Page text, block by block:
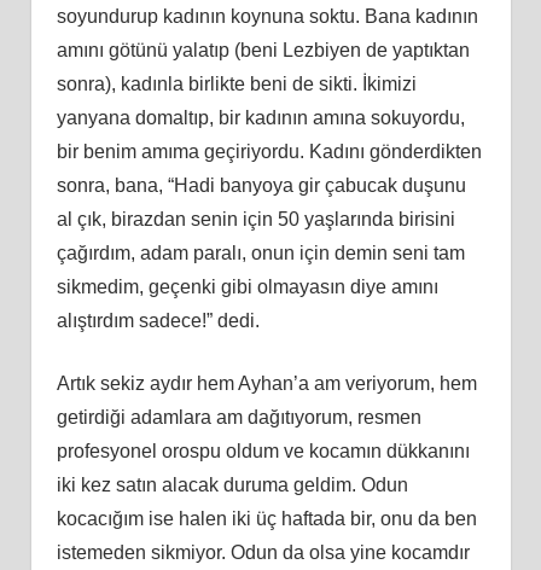
soyundurup kadının koynuna soktu. Bana kadının
amını götünü yalatıp (beni Lezbiyen de yaptıktan
sonra), kadınla birlikte beni de sikti. İkimizi
yanyana domaltıp, bir kadının amına sokuyordu,
bir benim amıma geçiriyordu. Kadını gönderdikten
sonra, bana, “Hadi banyoya gir çabucak duşunu
al çık, birazdan senin için 50 yaşlarında birisini
çağırdım, adam paralı, onun için demin seni tam
sikmedim, geçenki gibi olmayasın diye amını
alıştırdım sadece!” dedi.
Artık sekiz aydır hem Ayhan’a am veriyorum, hem
getirdiği adamlara am dağıtıyorum, resmen
profesyonel orospu oldum ve kocamın dükkanını
iki kez satın alacak duruma geldim. Odun
kocacığım ise halen iki üç haftada bir, onu da ben
istemeden sikmiyor. Odun da olsa yine kocamdır